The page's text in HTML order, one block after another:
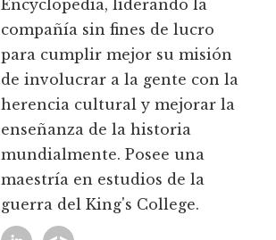
Encyclopedia, liderando la
compañía sin fines de lucro
para cumplir mejor su misión
de involucrar a la gente con la
herencia cultural y mejorar la
enseñanza de la historia
mundialmente. Posee una
maestría en estudios de la
guerra del King's College.